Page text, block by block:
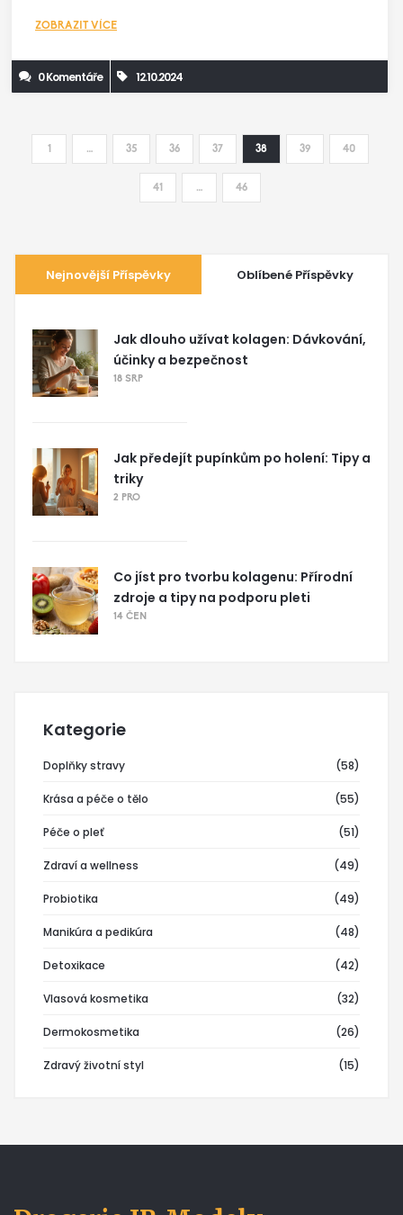
ZOBRAZIT VÍCE
0 Komentáře 12.10.2024
1 … 35 36 37 38 39 40
41 … 46
Nejnovější Příspěvky Oblíbené Příspěvky
Jak dlouho užívat kolagen: Dávkování,
účinky a bezpečnost
18 SRP
Jak předejít pupínkům po holení: Tipy a
triky
2 PRO
Co jíst pro tvorbu kolagenu: Přírodní
zdroje a tipy na podporu pleti
14 ČEN
Kategorie
Doplňky stravy (58)
Krása a péče o tělo (55)
Péče o pleť (51)
Zdraví a wellness (49)
Probiotika (49)
Manikúra a pedikúra (48)
Detoxikace (42)
Vlasová kosmetika (32)
Dermokosmetika (26)
Zdravý životní styl (15)